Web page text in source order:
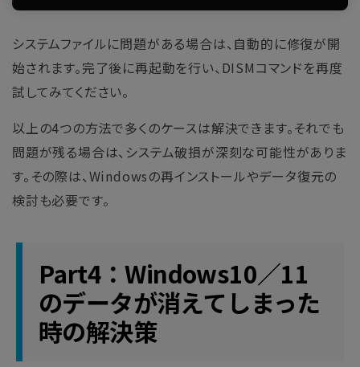
システムファイルに問題がある場合は、自動的に修復が開
始されます。完了後に再起動を行い、DISMコマンドを再度
試してみてください。
以上の4つの方法で多くのケースは解決できます。それでも
問題が残る場合は、システム破損が深刻な可能性がありま
す。その際は、Windowsの再インストールやデータ復元の
検討も必要です。
Part4：Windows10／11
のデータが消えてしまった
時の解決策